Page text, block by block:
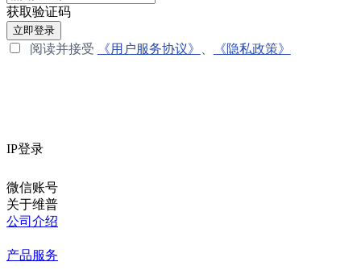
获取验证码
立即登录
阅读并接受 《用户服务协议》 《隐私政策》
IP登录
微信账号
关于维普
公司介绍
产品服务